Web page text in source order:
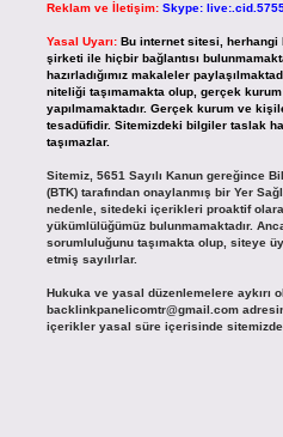
Reklam ve İletişim: Skype:
Yasal Uyarı: Bu internet sitesi, herhangi
şirketi ile hiçbir bağlantısı
hazırladığımız makaleler
niteliği taşımamakta olup, gerçek
yapılmamaktadır. Gerçek kurum ve
tesadüfidir. Sitemizdeki bilgiler taslak
taşımazlar.
Sitemiz, 5651 Sayılı Kanun gereğince
(BTK) tarafından onaylanmış bir Yer
nedenle, sitedeki içerikleri proaktif
yükümlülüğümüz bulunmamaktadır.
sorumluluğunu taşımakta olup, siteye
etmiş sayılırlar.
Hukuka ve yasal düzenlemelere aykırı
backlinkpanelicomtr@gmail.com
içerikler yasal süre içerisinde